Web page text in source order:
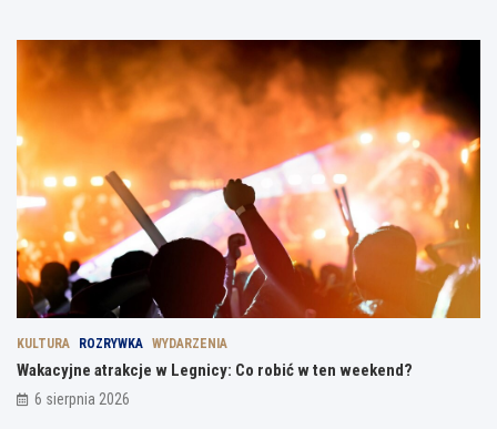
KULTURA ROZRYWKA WYDARZENIA
Wakacyjne atrakcje w Legnicy: Co robić w ten weekend?
6 sierpnia 2026